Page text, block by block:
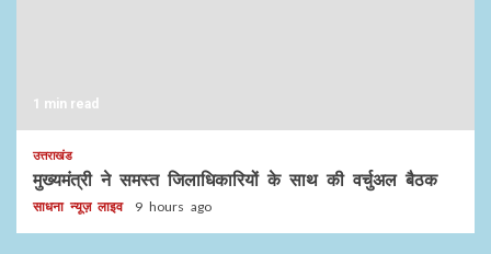
1 min read
उत्तराखंड
मुख्यमंत्री ने समस्त जिलाधिकारियों के साथ की वर्चुअल बैठक
साधना न्यूज़ लाइव 9 hours ago